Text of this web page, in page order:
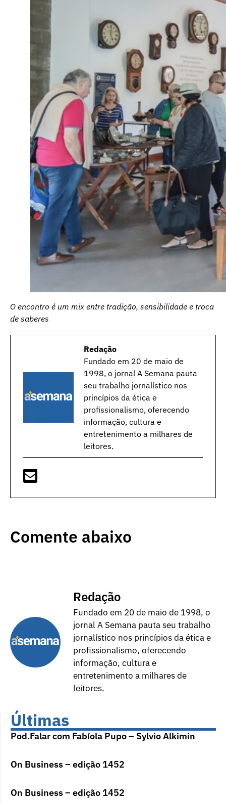
O encontro é um mix entre tradição, sensibilidade e troca
de saberes
Redação
Fundado em 20 de maio de
1998, o jornal A Semana pauta
seu trabalho jornalístico nos
princípios da ética e
profissionalismo, oferecendo
informação, cultura e
entretenimento a milhares de
leitores.
Comente abaixo
Redação
Fundado em 20 de maio de 1998, o
jornal A Semana pauta seu trabalho
jornalístico nos princípios da ética e
profissionalismo, oferecendo
informação, cultura e
entretenimento a milhares de
leitores.
Últimas
Pod.Falar com Fabíola Pupo – Sylvio Alkimin
On Business – edição 1452
On Business – edição 1452